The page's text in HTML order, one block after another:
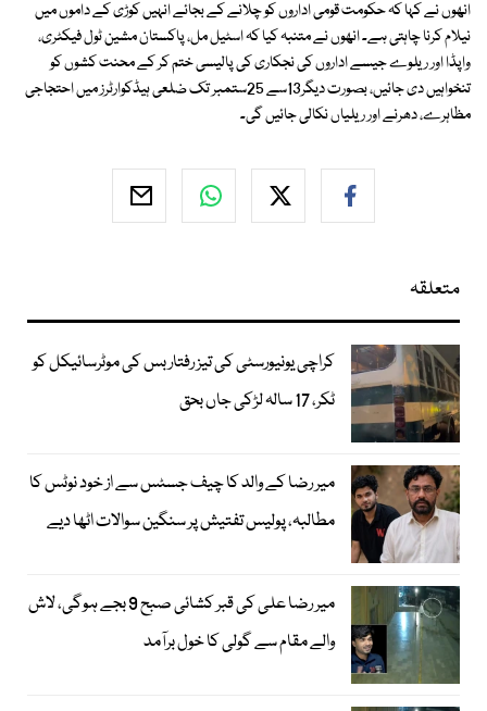
انھوں نے کہا کہ حکومت قومی اداروں کو چلانے کے بجائے انہیں کوڑی کے داموں میں
نیلام کرنا چاہتی ہے۔ انھوں نے متنبہ کیا کہ اسٹیل مل، پاکستان مشین ٹول فیکٹری،
واپڈا اور ریلوے جیسے اداروں کی نجکاری کی پالیسی ختم کر کے محنت کشوں کو
تنخواہیں دی جائیں، بصورت دیگر13سے 25ستمبر تک ضلعی ہیڈکوارٹرز میں احتجاجی
مظاہرے، دھرنے اور ریلیاں نکالی جائیں گی۔
متعلقہ
کراچی یونیورسٹی کی تیز رفتار بس کی موٹرسائیکل کو
ٹکر، 17 سالہ لڑکی جاں بحق
میر رضا کے والد کا چیف جسٹس سے از خود نوٹس کا
مطالبہ، پولیس تفتیش پر سنگین سوالات اٹھا دیے
میر رضا علی کی قبر کشائی صبح 9 بجے ہوگی، لاش
والے مقام سے گولی کا خول برآمد